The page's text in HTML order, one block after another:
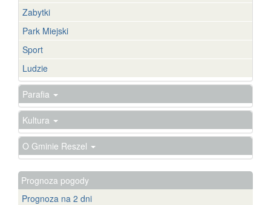
Zabytki
Park Miejski
Sport
Ludzie
Parafia
Kultura
O Gminie Reszel
Prognoza pogody
Prognoza na 2 dni